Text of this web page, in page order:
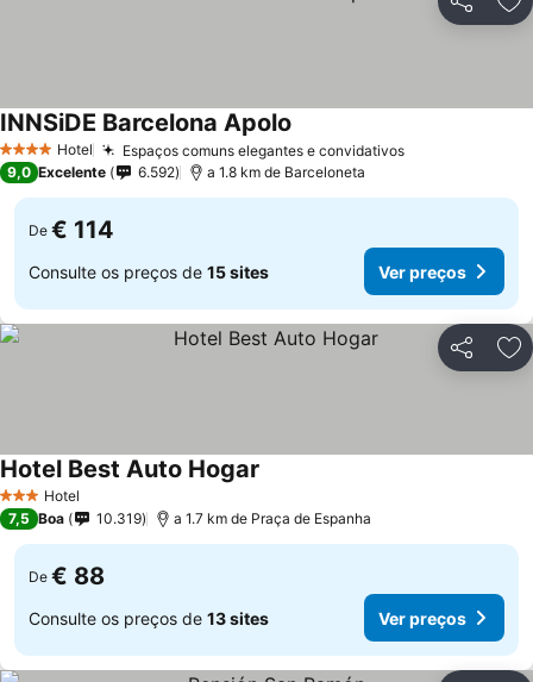
Partilhar
4 EstrelasHotel Espaços comuns elegantes e convidativos
INNSiDE Barcelona Apolo
9,0 Excelente 6.592 a 1.8 km de Barceloneta
De € 114
Consulte os preços de 15 sites Ver preços
Partilhar
3 EstrelasHotel
Hotel Best Auto Hogar
7,5 Boa 10.319 a 1.7 km de Praça de Espanha
De € 88
Consulte os preços de 13 sites Ver preços